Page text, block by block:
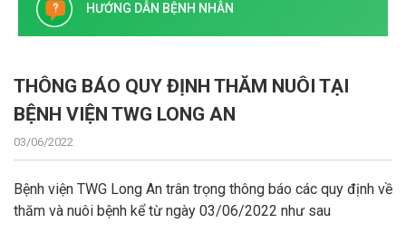
HƯỚNG DẪN BỆNH NHÂN
THÔNG BÁO QUY ĐỊNH THĂM NUÔI TẠI
BỆNH VIỆN TWG LONG AN
03/06/2022
Bệnh viện TWG Long An trân trọng thông báo các quy định về
thăm và nuôi bệnh kể từ ngày 03/06/2022 như sau